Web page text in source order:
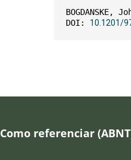
DOI: 10.1201/
Como referenciar